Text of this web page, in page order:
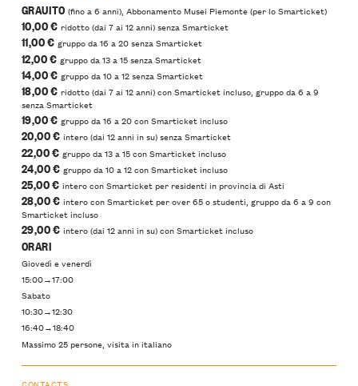
GRAUITO (fino a 6 anni), Abbonamento Musei Piemonte (per lo Smarticket)
10,00 € ridotto (dai 7 ai 12 anni) senza Smarticket
11,00 € gruppo da 16 a 20 senza Smarticket
12,00 € gruppo da 13 a 15 senza Smarticket
14,00 € gruppo da 10 a 12 senza Smarticket
18,00 € ridotto (dai 7 ai 12 anni) con Smarticket incluso, gruppo da 6 a 9
senza Smarticket
19,00 € gruppo da 16 a 20 con Smarticket incluso
20,00 € intero (dai 12 anni in su) senza Smarticket
22,00 € gruppo da 13 a 15 con Smarticket incluso
24,00 € gruppo da 10 a 12 con Smarticket incluso
25,00 € intero con Smarticket per residenti in provincia di Asti
28,00 € intero con Smarticket per over 65 o studenti, gruppo da 6 a 9 con
Smarticket incluso
29,00 € intero (dai 12 anni in su) con Smarticket incluso
ORARI
Giovedì e venerdì
15:00→17:00
Sabato
10:30→12:30
16:40→18:40
Massimo 25 persone, visita in italiano